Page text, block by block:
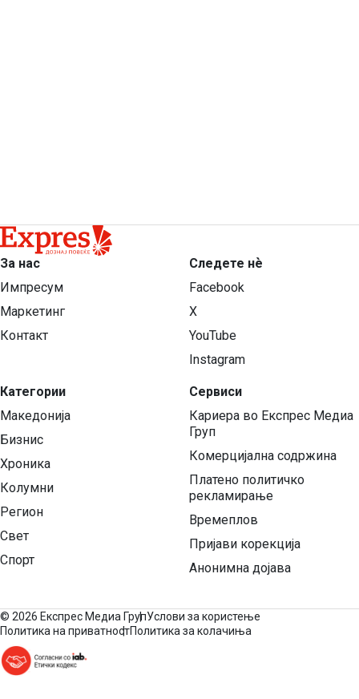
За нас
Импресум
Маркетинг
Контакт
Категории
Македонија
Бизнис
Хроника
Колумни
Регион
Свет
Спорт
Следете нѐ
Facebook
X
YouTube
Instagram
Сервиси
Кариера во Експрес Медиа
Груп
Комерцијална содржина
Платено политичко
рекламирање
Времеплов
Пријави корекција
Анонимна дојава
© 2026 Експрес Медиа ГрупУслови за користење
Политика на приватностПолитика за колачиња